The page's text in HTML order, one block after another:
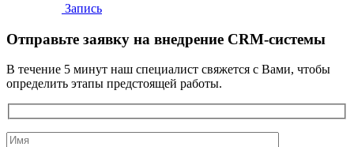
Запись
Отправьте заявку на внедрение CRM-системы
В течение 5 минут наш специалист свяжется с Вами, чтобы
определить этапы предстоящей работы.